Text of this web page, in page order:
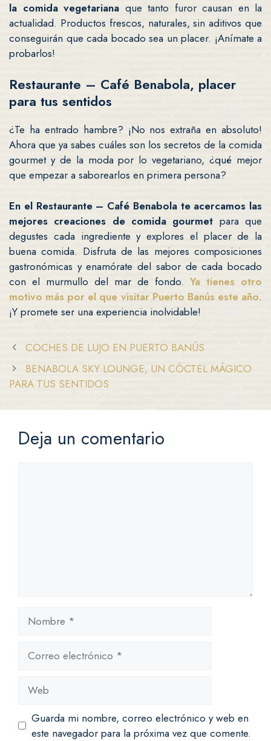
la comida vegetariana que tanto furor causan en la
actualidad. Productos frescos, naturales, sin aditivos que
conseguirán que cada bocado sea un placer. ¡Anímate a
probarlos!
Restaurante – Café Benabola, placer
para tus sentidos
¿Te ha entrado hambre? ¡No nos extraña en absoluto!
Ahora que ya sabes cuáles son los secretos de la comida
gourmet y de la moda por lo vegetariano, ¿qué mejor
que empezar a saborearlos en primera persona?
En el Restaurante – Café Benabola te acercamos las
mejores creaciones de comida gourmet para que
degustes cada ingrediente y explores el placer de la
buena comida. Disfruta de las mejores composiciones
gastronómicas y enamórate del sabor de cada bocado
con el murmullo del mar de fondo. Ya tienes otro
motivo más por el que visitar Puerto Banús este año.
¡Y promete ser una experiencia inolvidable!
COCHES DE LUJO EN PUERTO BANÚS
BENABOLA SKY LOUNGE, UN CÓCTEL MÁGICO
PARA TUS SENTIDOS
Deja un comentario
Nombre
electrónico
Guarda mi nombre, correo electrónico y web en
este navegador para la próxima vez que comente.